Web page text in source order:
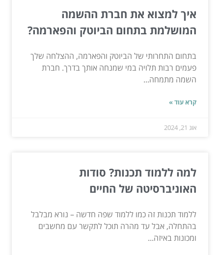
איך למצוא את חברת ההשמה
המושלמת בתחום הביוטק והפארמה?
בתחום התחרותי של הביוטק והפארמה, ההצלחה שלך
פעמים רבות תלויה במי שמנחה אותך בדרך. חברת
השמה מתמחה...
קרא עוד »
אוג 21, 2024
למה ללמוד תכנות? סודות
האוניברסיטה של החיים
ללמוד תכנות זה כמו ללמוד שפה חדשה – נורא מבלבל
בהתחלה, אבל עד מהרה תוכל לתקשר עם מחשבים
ומכונות באיזה...